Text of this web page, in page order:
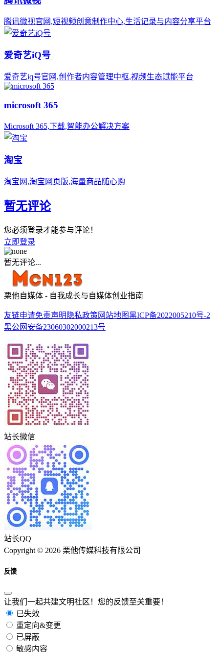
腾讯微视官网,短视频创意制作中心,生活记录与内容分享平台
爱奇艺iQ号
爱奇艺iq号官网,创作者内容管理中枢,视频生态赋能平台
microsoft 365
Microsoft 365,下载,智能办公解决方案
淘宝
淘宝网,淘宝网页版,海量商品随心购
暂无评论
您必须登录才能参与评论！
立即登录
暂无评论...
栗他自媒体 - 自我成长与自媒体创业指南
友链申请免责声明 隐私政策 网站地图黑ICP备2022005210号-2
黑公网安备23060302000213号
站长微信
站长QQ
Copyright © 2026 栗他传媒科技有限公司
反馈
让我们一起共建文明社区！您的反馈至关重要！
已失效
重定向&变更
已屏蔽
敏感内容